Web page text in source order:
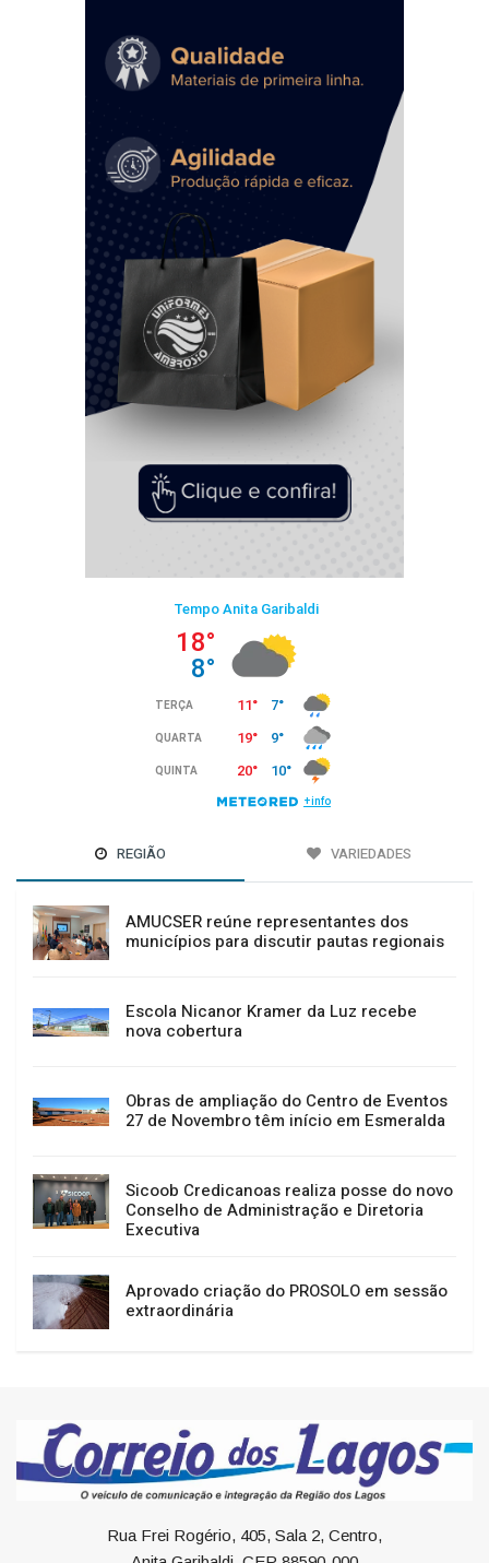
REGIÃO VARIEDADES
AMUCSER reúne representantes dos
municípios para discutir pautas regionais
Escola Nicanor Kramer da Luz recebe
nova cobertura
Obras de ampliação do Centro de Eventos
27 de Novembro têm início em Esmeralda
Sicoob Credicanoas realiza posse do novo
Conselho de Administração e Diretoria
Executiva
Aprovado criação do PROSOLO em sessão
extraordinária
Rua Frei Rogério, 405, Sala 2, Centro,